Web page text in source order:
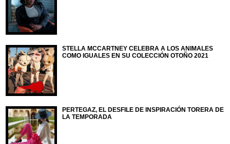
STELLA MCCARTNEY CELEBRA A LOS ANIMALES
COMO IGUALES EN SU COLECCIÓN OTOÑO 2021
PERTEGAZ, EL DESFILE DE INSPIRACIÓN TORERA DE
LA TEMPORADA